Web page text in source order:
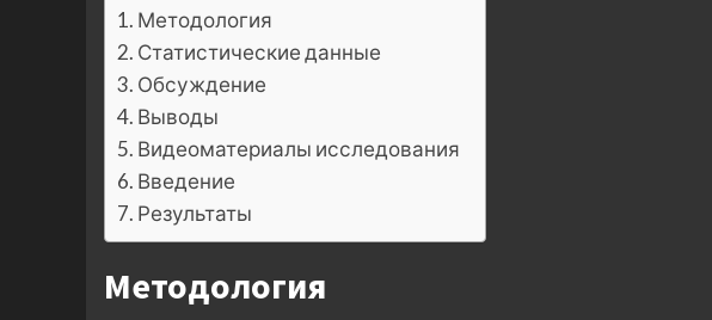
Методология
Статистические данные
Обсуждение
Выводы
Видеоматериалы исследования
Введение
Результаты
Методология